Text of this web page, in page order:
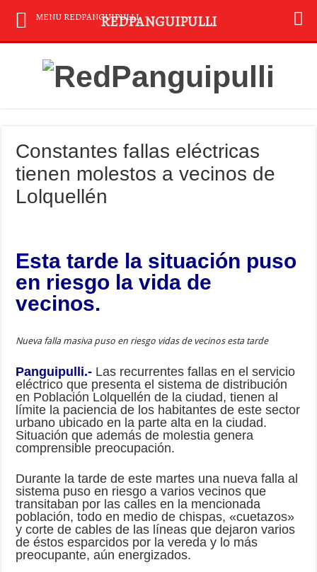
Constantes fallas eléctricas
tienen molestos a vecinos de
Lolquellén
Esta tarde la situación puso
en riesgo la vida de
vecinos.
Nueva falla masiva puso en riesgo vidas de vecinos esta tarde
Panguipulli.- Las recurrentes fallas en el servicio
eléctrico que presenta el sistema de distribución
en Población Lolquellén de la ciudad, tienen al
límite la paciencia de los habitantes de este sector
urbano ubicado en la parte alta en la ciudad.
Situación que además de molestia genera
comprensible preocupación.
Durante la tarde de este martes una nueva falla al
sistema puso en riesgo a varios vecinos que
transitaban por las calles en la mencionada
población, todo en medio de chispas, «cuetazos»
y corte de cables de las líneas que dejaron varios
de éstos esparcidos por la vereda y lo más
preocupante, aún energizados.
MENU REDPANGUIPULLIREDPANGUIPULLI